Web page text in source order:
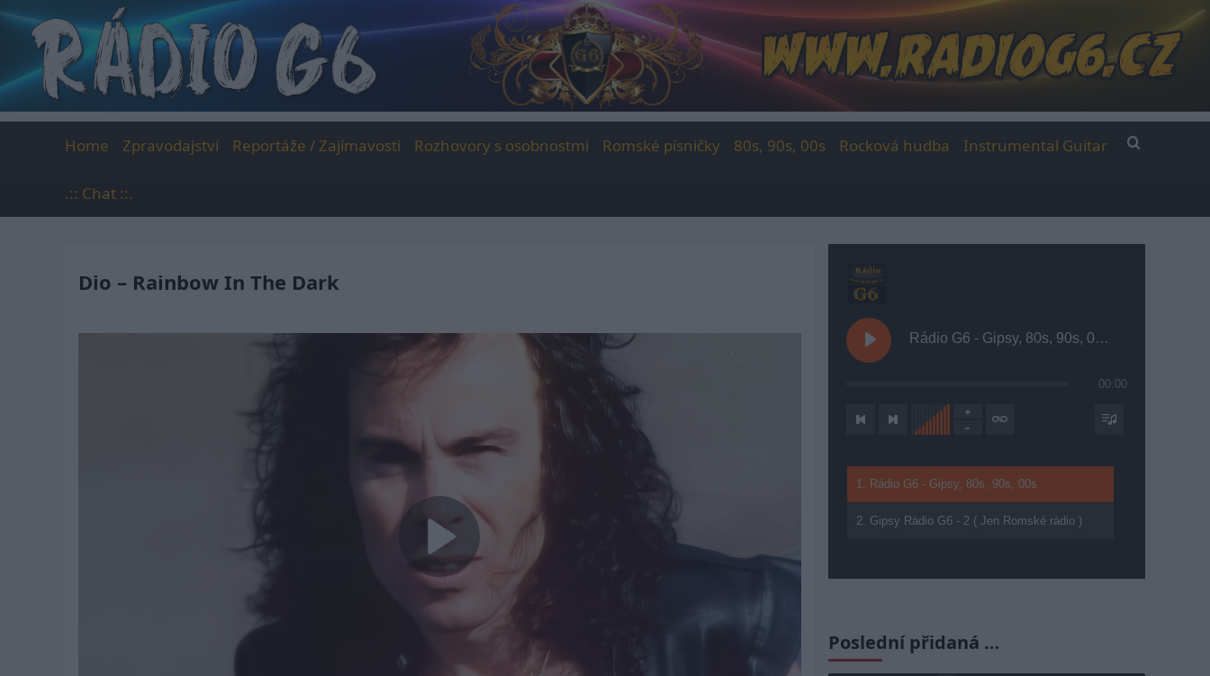
content
Home Zpravodajství Reportáže / Zajímavosti Rozhovory s osobnostmi Romské písničky 80s, 90s, 00s Rocková hudba Instrumental Guitar
.:: Chat ::.
Dio – Rainbow In The Dark
Play
Video
Rádio G6 - Gipsy, 80s, 90s, 00s
00:00
1. Rádio G6 - Gipsy, 80s, 90s, 00s
2. Gipsy Rádio G6 - 2 ( Jen Romské rádio )
Poslední přidaná …